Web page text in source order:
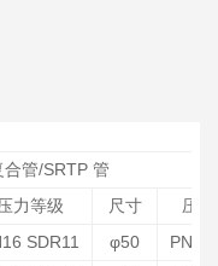
管/SRTP 管
力等级 尺寸
压
SDR11 φ50
PN20